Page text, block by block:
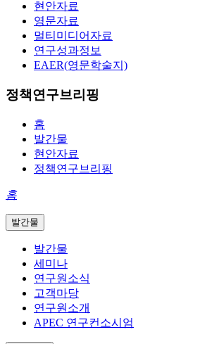
현안자료
영문자료
멀티미디어자료
연구성과정보
EAER(영문학술지)
정책연구브리핑
홈
발간물
현안자료
정책연구브리핑
홈
발간물
발간물
세미나
연구원소식
고객마당
연구원소개
APEC 연구컨소시엄